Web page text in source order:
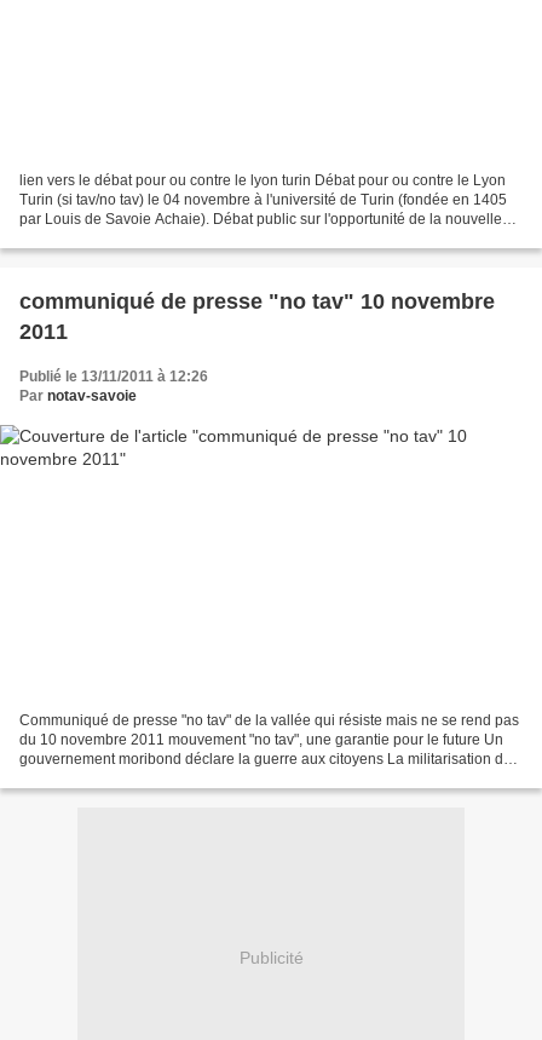
lien vers le débat pour ou contre le lyon turin Débat pour ou contre le Lyon
Turin (si tav/no tav) le 04 novembre à l'université de Turin (fondée en 1405
par Louis de Savoie Achaie). Débat public sur l'opportunité de la nouvelle
communiqué de presse "no tav" 10 novembre
2011
Publié le 13/11/2011 à 12:26
Par notav-savoie
Communiqué de presse "no tav" de la vallée qui résiste mais ne se rend pas
du 10 novembre 2011 mouvement "no tav", une garantie pour le future Un
gouvernement moribond déclare la guerre aux citoyens La militarisation de
Publicité